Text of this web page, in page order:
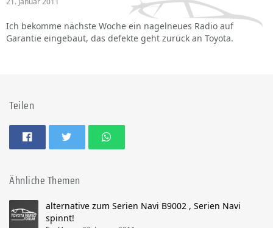
Ich bekomme nächste Woche ein nagelneues Radio auf
Garantie eingebaut, das defekte geht zurück an Toyota.
Teilen
Ähnliche Themen
alternative zum Serien Navi B9002 , Serien Navi
spinnt!